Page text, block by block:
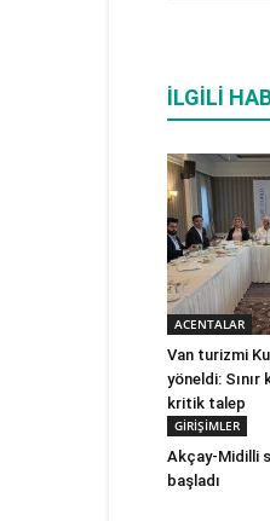
İLGILI
ACENTALAR
Van turizmi
yöneldi: Sınır
kritik talep
GİRİŞİMLER
Akçay-Midilli
başladı